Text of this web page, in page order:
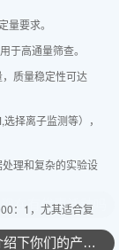
要求。
于高通量筛查。
质量稳定性可达
择离子监测等），
理和复杂的实验设
：1，尤其适合复
可以介绍下你们的产品么